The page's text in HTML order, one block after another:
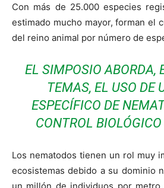
Con más de 25.000 especies
estimado mucho mayor, forman el
del reino animal por número de
EL SIMPOSIO ABORDA,
TEMAS, EL USO DE
ESPECÍFICO DE
CONTROL
Los nematodos tienen un rol muy
ecosistemas debido a su dominio